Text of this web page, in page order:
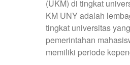
(UKM) di tingkat
KM UNY adalah
tingkat universitas
pemerintahan
memiliki periode